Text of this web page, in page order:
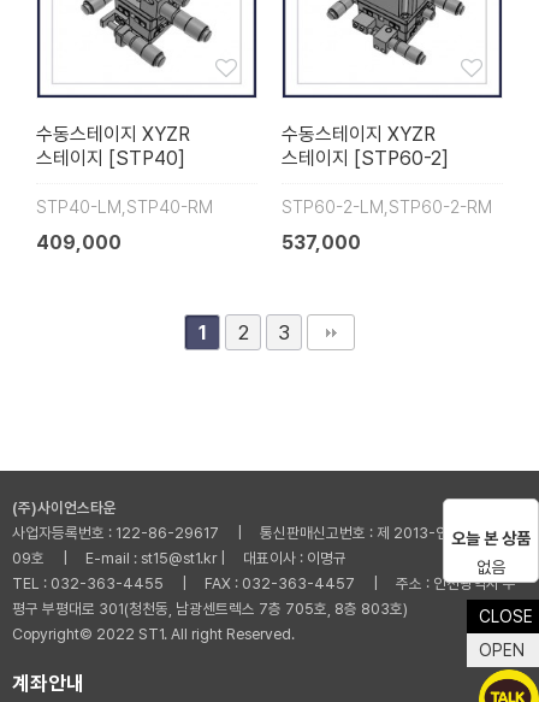
수동스테이지 XYZR
스테이지 [STP40]
STP40-LM,STP40-RM
409,000
수동스테이지 XYZR
스테이지 [STP60-2]
STP60-2-LM,STP60-2-RM
537,000
1 2 3
(주)사이언스타운
사업자등록번호 : 122-86-29617 | 통신판매신고번호 : 제 2013-인천부평-001
09호 | E-mail : st15@st1.kr | 대표이사 : 이명규
TEL : 032-363-4455 | FAX : 032-363-4457 | 주소 : 인천광역시 부
평구 부평대로 301(청천동, 남광센트렉스 7층 705호, 8층 803호)
Copyright© 2022 ST1. All right Reserved.
계좌안내
CLOSE
OPEN
오늘 본 상품
없음